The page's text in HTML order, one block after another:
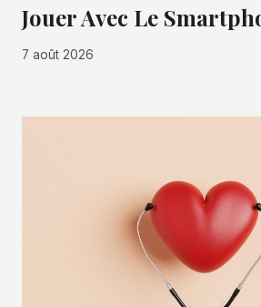
Jouer Avec Le
7 août 2026